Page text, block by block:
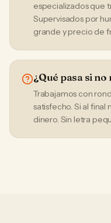
especializados que
Supervisados por
grande y precio de
¿Qué pasa si
Trabajamos con
satisfecho. Si al
dinero. Sin letra